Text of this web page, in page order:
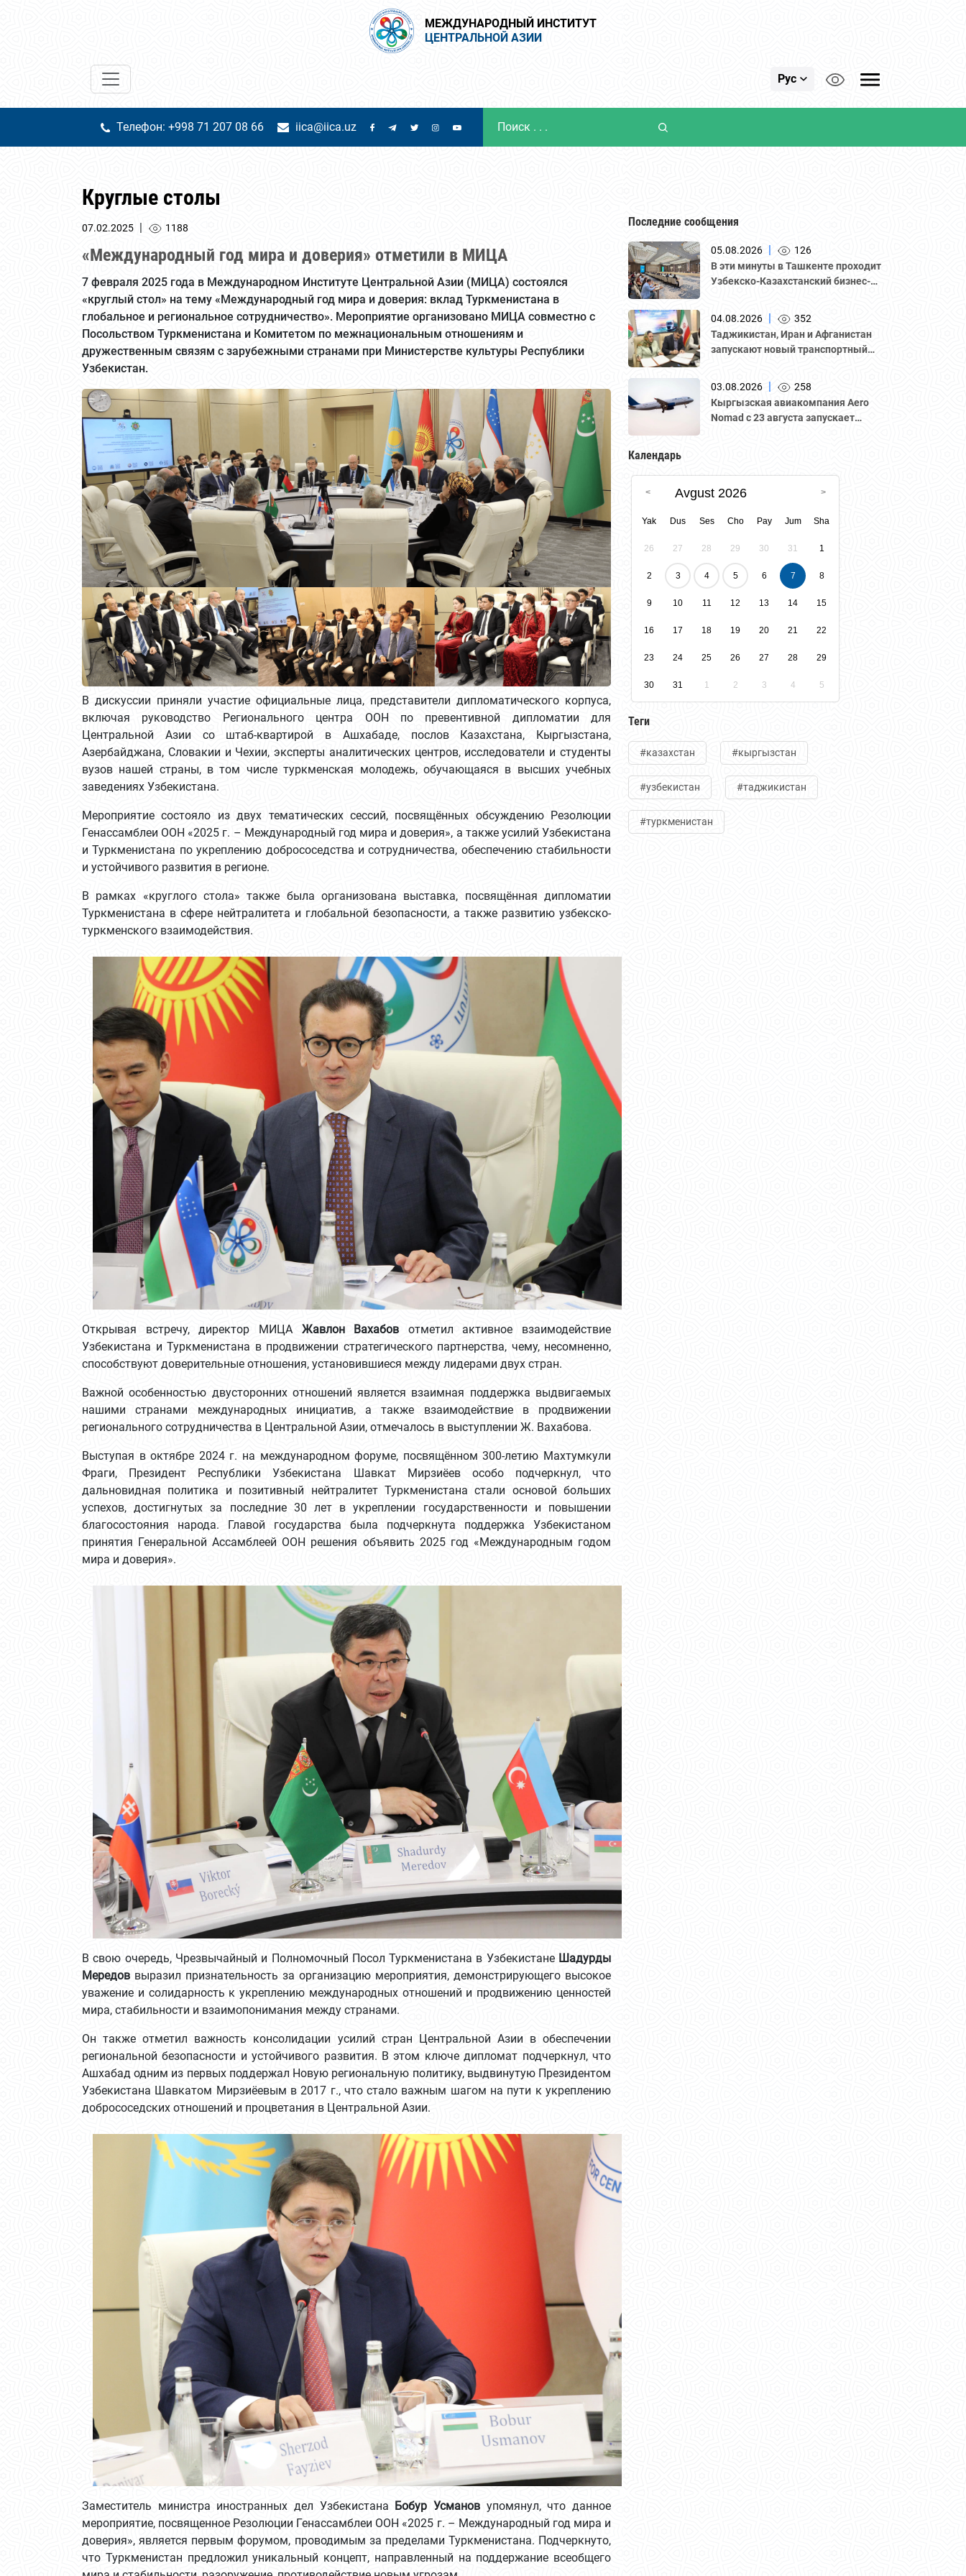
МЕЖДУНАРОДНЫЙ ИНСТИТУТ
ЦЕНТРАЛЬНОЙ АЗИИ
Рус
Телефон: +998 71 207 08 66 iica@iica.uz
Круглые столы
07.02.2025 | 1188
«Международный год мира и доверия» отметили в МИЦА
7 февраля 2025 года в Международном Институте Центральной Азии (МИЦА) состоялся
«круглый стол» на тему «Международный год мира и доверия: вклад Туркменистана в
глобальное и региональное сотрудничество». Мероприятие организовано МИЦА совместно с
Посольством Туркменистана и Комитетом по межнациональным отношениям и
дружественным связям с зарубежными странами при Министерстве культуры Республики
Узбекистан.
В дискуссии приняли участие официальные лица, представители дипломатического корпуса,
включая руководство Регионального центра ООН по превентивной дипломатии для
Центральной Азии со штаб-квартирой в Ашхабаде, послов Казахстана, Кыргызстана,
Азербайджана, Словакии и Чехии, эксперты аналитических центров, исследователи и студенты
вузов нашей страны, в том числе туркменская молодежь, обучающаяся в высших учебных
заведениях Узбекистана.
Мероприятие состояло из двух тематических сессий, посвящённых обсуждению Резолюции
Генассамблеи ООН «2025 г. – Международный год мира и доверия», а также усилий Узбекистана
и Туркменистана по укреплению добрососедства и сотрудничества, обеспечению стабильности
и устойчивого развития в регионе.
В рамках «круглого стола» также была организована выставка, посвящённая дипломатии
Туркменистана в сфере нейтралитета и глобальной безопасности, а также развитию узбекско-
туркменского взаимодействия.
Открывая встречу, директор МИЦА Жавлон Вахабов отметил активное взаимодействие
Узбекистана и Туркменистана в продвижении стратегического партнерства, чему, несомненно,
способствуют доверительные отношения, установившиеся между лидерами двух стран.
Важной особенностью двусторонних отношений является взаимная поддержка выдвигаемых
нашими странами международных инициатив, а также взаимодействие в продвижении
регионального сотрудничества в Центральной Азии, отмечалось в выступлении Ж. Вахабова.
Выступая в октябре 2024 г. на международном форуме, посвящённом 300-летию Махтумкули
Фраги, Президент Республики Узбекистана Шавкат Мирзиёев особо подчеркнул, что
дальновидная политика и позитивный нейтралитет Туркменистана стали основой больших
успехов, достигнутых за последние 30 лет в укреплении государственности и повышении
благосостояния народа. Главой государства была подчеркнута поддержка Узбекистаном
принятия Генеральной Ассамблеей ООН решения объявить 2025 год «Международным годом
мира и доверия».
В свою очередь, Чрезвычайный и Полномочный Посол Туркменистана в УзбекистанеШадурды
Мередов выразил признательность за организацию мероприятия, демонстрирующего высокое
уважение и солидарность к укреплению международных отношений и продвижению ценностей
мира, стабильности и взаимопонимания между странами.
Он также отметил важность консолидации усилий стран Центральной Азии в обеспечении
региональной безопасности и устойчивого развития. В этом ключе дипломат подчеркнул, что
Ашхабад одним из первых поддержал Новую региональную политику, выдвинутую Президентом
Узбекистана Шавкатом Мирзиёевым в 2017 г., что стало важным шагом на пути к укреплению
добрососедских отношений и процветания в Центральной Азии.
Заместитель министра иностранных дел Узбекистана Бобур Усманов упомянул, что данное
мероприятие, посвященное Резолюции Генассамблеи ООН «2025 г. – Международный год мира и
доверия», является первым форумом, проводимым за пределами Туркменистана. Подчеркнуто,
что Туркменистан предложил уникальный концепт, направленный на поддержание всеобщего
Последние сообщения
05.08.2026 |
126
В эти минуты в Ташкенте проходит
Узбекско-Казахстанский бизнес-
участием делегации во главе с
Национальной палатой
предпринимателей Казахстана
"Атамекен."
04.08.2026 |
352
Таджикистан, Иран и Афганистан
запускают новый транспортный
03.08.2026 |
258
Кыргызская авиакомпания Aero
Nomad с 23 августа запускает
Календарь
Avgust 2026
Yak Dus Ses Cho Pay Jum Sha
26 27 28 29 30 31 1
2 3 4 5 6 7 8
9 10 11 12 13 14 15
16 17 18 19 20 21 22
23 24 25 26 27 28 29
30 31 1 2 3 4 5
Теги
#казахстан #кыргызстан
#узбекистан #таджикистан
#туркменистан